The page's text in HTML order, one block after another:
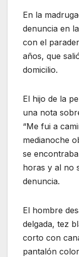
En la
denuncia en
con el
años, que
domicilio.
El hijo de la
una nota
“Me fui a
medianoche
se
horas y al no
denuncia.
El hombre
delgada, tez
corto con
pantalón